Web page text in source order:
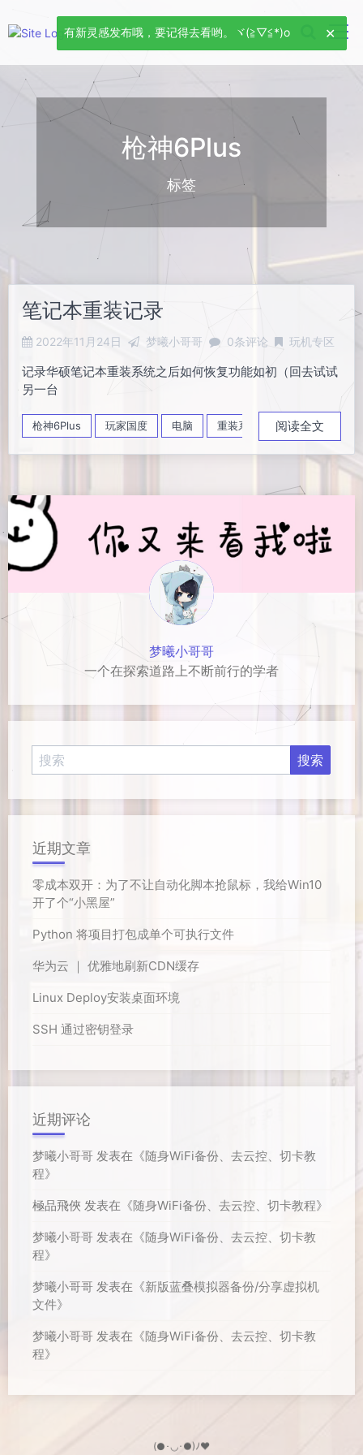
枪神6Plus
标签
笔记本重装记录
2022年11月24日 梦曦小哥哥 0条评论 玩机专区
记录华硕笔记本重装系统之后如何恢复功能如初（回去试试
另一台
枪神6Plus 玩家国度 电脑 重装系统 阅读全文
梦曦小哥哥
一个在探索道路上不断前行的学者
近期文章
零成本双开：为了不让自动化脚本抢鼠标，我给Win10
开了个“小黑屋”
Python 将项目打包成单个可执行文件
华为云 ｜ 优雅地刷新CDN缓存
Linux Deploy安装桌面环境
SSH 通过密钥登录
近期评论
梦曦小哥哥 发表在《随身WiFi备份、去云控、切卡教
程》
極品飛俠 发表在《随身WiFi备份、去云控、切卡教程》
梦曦小哥哥 发表在《随身WiFi备份、去云控、切卡教
程》
梦曦小哥哥 发表在《新版蓝叠模拟器备份/分享虚拟机
文件》
梦曦小哥哥 发表在《随身WiFi备份、去云控、切卡教
程》
(●･◡･●)ﾉ♥
有新灵感发布哦，要记得去看哟。ヾ(≧▽≦*)o